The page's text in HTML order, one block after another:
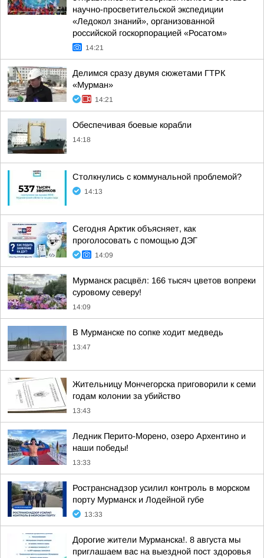
научно-просветительской экспедиции
«Ледокол знаний», организованной
российской госкорпорацией «Росатом»
14:21
Делимся сразу двумя сюжетами ГТРК
«Мурман»
14:21
Обеспечивая боевые корабли
14:18
Столкнулись с коммунальной проблемой?
14:13
Сегодня Арктик объясняет, как
проголосовать с помощью ДЭГ
14:09
Мурманск расцвёл: 166 тысяч цветов вопреки
суровому северу!
14:09
В Мурманске по сопке ходит медведь
13:47
Жительницу Мончегорска приговорили к семи
годам колонии за убийство
13:43
Ледник Перито-Морено, озеро Архентино и
наши победы!
13:33
Ространснадзор усилил контроль в морском
порту Мурманск и Лодейной губе
13:33
Дорогие жители Мурманска!. 8 августа мы
приглашаем вас на выездной пост здоровья